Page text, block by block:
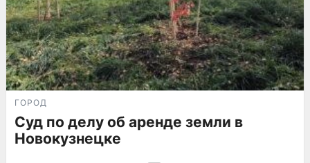
ГОРОД
Суд по делу об аренде земли в
Новокузнецке